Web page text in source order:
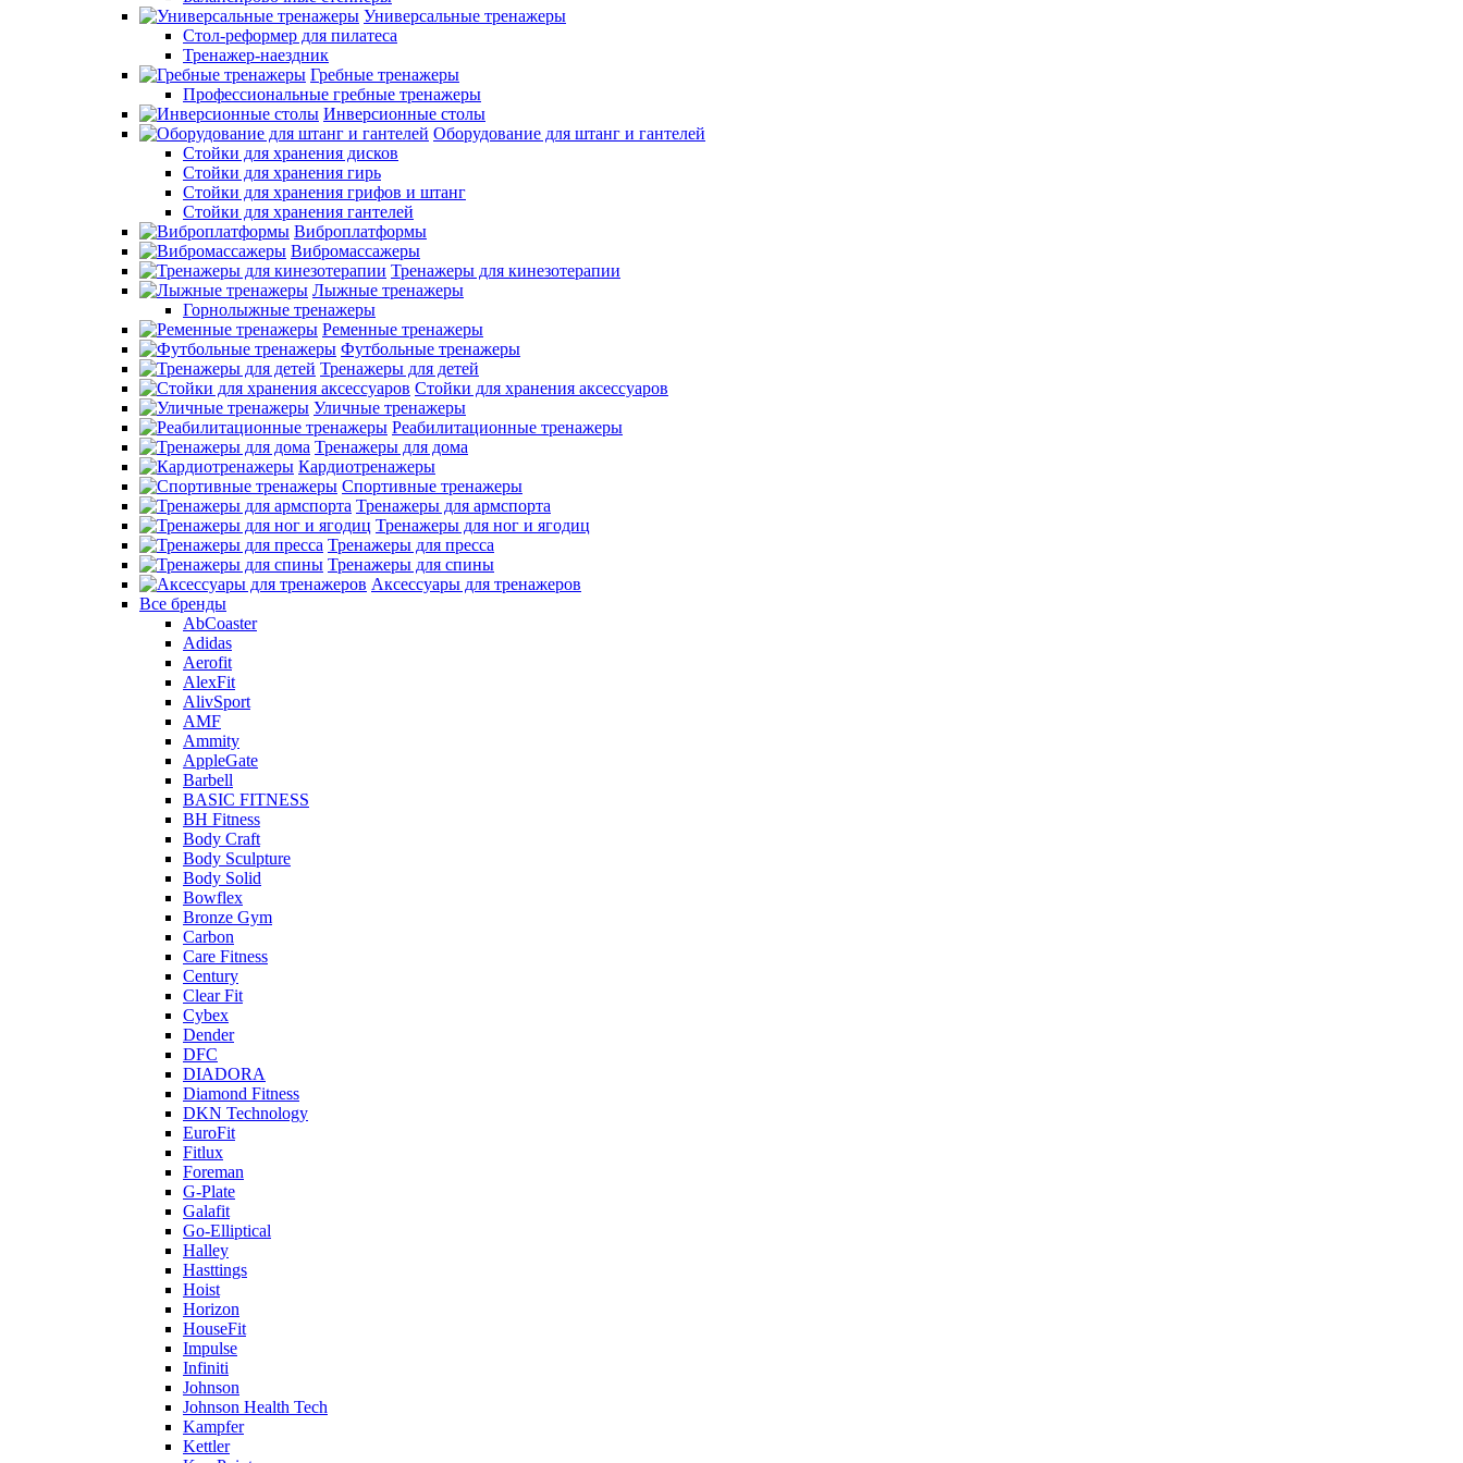
Универсальные тренажеры
Стол-реформер для пилатеса
Тренажер-наездник
Гребные тренажеры
Профессиональные гребные тренажеры
Инверсионные столы
Оборудование для штанг и гантелей
Стойки для хранения дисков
Стойки для хранения гирь
Стойки для хранения грифов и штанг
Стойки для хранения гантелей
Виброплатформы
Вибромассажеры
Тренажеры для кинезотерапии
Лыжные тренажеры
Горнолыжные тренажеры
Ременные тренажеры
Футбольные тренажеры
Тренажеры для детей
Стойки для хранения аксессуаров
Уличные тренажеры
Реабилитационные тренажеры
Тренажеры для дома
Кардиотренажеры
Спортивные тренажеры
Тренажеры для армспорта
Тренажеры для ног и ягодиц
Тренажеры для пресса
Тренажеры для спины
Аксессуары для тренажеров
Все бренды
AbCoaster
Adidas
Aerofit
AlexFit
AlivSport
AMF
Ammity
AppleGate
Barbell
BASIC FITNESS
BH Fitness
Body Craft
Body Sculpture
Body Solid
Bowflex
Bronze Gym
Carbon
Care Fitness
Century
Clear Fit
Cybex
Dender
DFC
DIADORA
Diamond Fitness
DKN Technology
EuroFit
Fitlux
Foreman
G-Plate
Galafit
Go-Elliptical
Halley
Hasttings
Hoist
Horizon
HouseFit
Impulse
Infiniti
Johnson
Johnson Health Tech
Kampfer
Kettler